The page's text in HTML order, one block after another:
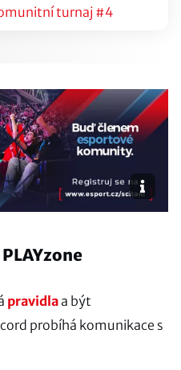
turnaj #4
pravidlaa být
probíhá komunikace s